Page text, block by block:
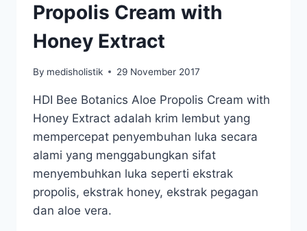
Propolis Cream with
Honey Extract
By medisholistik 29 November 2017
HDI Bee Botanics Aloe Propolis Cream with
Honey Extract adalah krim lembut yang
mempercepat penyembuhan luka secara
alami yang menggabungkan sifat
menyembuhkan luka seperti ekstrak
propolis, ekstrak honey, ekstrak pegagan
dan aloe vera.